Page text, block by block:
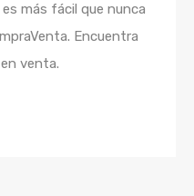
más fácil que nunca
Encuentra
venta.